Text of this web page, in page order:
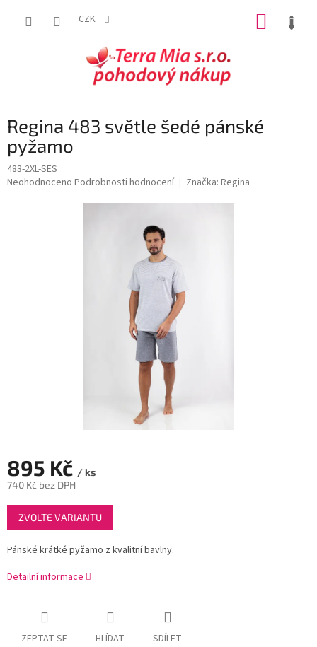
CZK
Regina 483 světle šedé pánské
pyžamo
483-2XL-SES
Průměrné
Neohodnoceno Podrobnosti hodnocení Značka: Regina
895 Kč / ks
740 Kč bez DPH
Měrná
cena:
ZVOLTE VARIANTU
Pánské krátké pyžamo z kvalitní bavlny.
Detailní informace
ZEPTAT SE HLÍDAT SDÍLET